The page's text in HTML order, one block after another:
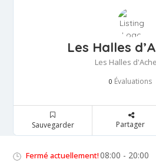
Les Halles
Les Halles
0 Évaluations
Sauvegarder Partager
Fermé actuellement!08:00 - 20:00